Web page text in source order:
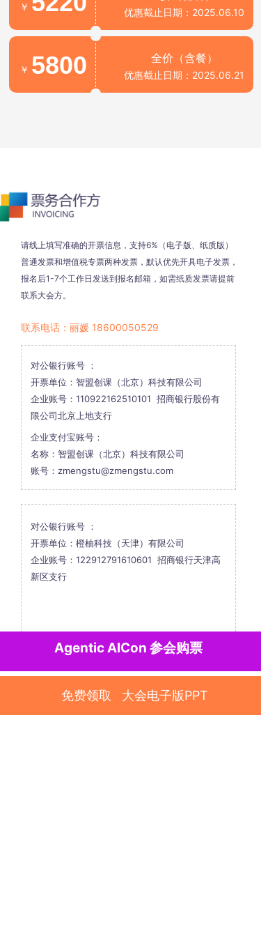
优惠截止日期：2025.06.10
￥
5800 全价（含餐）
优惠截止日期：2025.06.21
￥
请线上填写准确的开票信息，支持6%（电子版、纸质版）
普通发票和增值税专票两种发票，默认优先开具电子发票，
报名后1-7个工作日发送到报名邮箱，如需纸质发票请提前
联系大会方。
联系电话：丽媛 18600050529
对公银行账号 ：
开票单位：橙柚科技（天津）有限公司
企业账号：122912791610601 招商银行天津高
新区支行
对公银行账号 ：
开票单位：智盟创课（北京）科技有限公司
企业账号：110922162510101 招商银行股份有
限公司北京上地支行
企业支付宝账号：
名称：智盟创课（北京）科技有限公司
账号：zmengstu@zmengstu.com
免费领取 大会电子版PPT
Agentic AICon 参会购票